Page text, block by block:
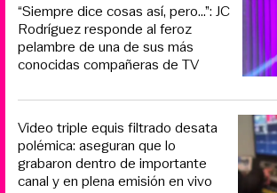
“Siempre dice cosas así, pero...”: JC
Rodríguez responde al feroz
pelambre de una de sus más
conocidas compañeras de TV
Video triple equis filtrado desata
polémica: aseguran que lo
grabaron dentro de importante
canal y en plena emisión en vivo